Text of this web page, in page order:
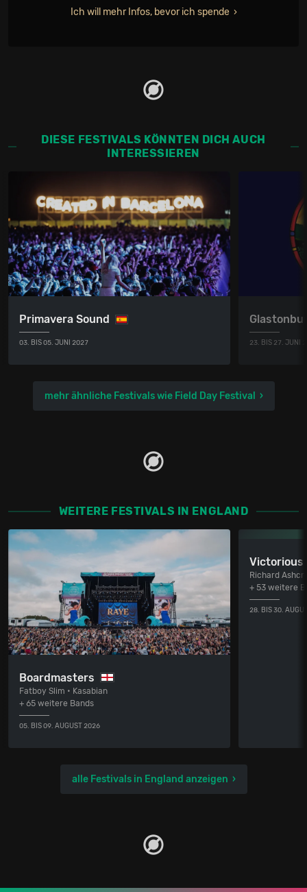
Ich will mehr Infos, bevor ich spende
DIESE FESTIVALS KÖNNTEN DICH AUCH
INTERESSIEREN
Primavera Sound
03. BIS 05. JUNI 2027 23. BIS 27. JUNI
mehr ähnliche Festivals wie Field Day Festival
WEITERE FESTIVALS IN ENGLAND
Boardmasters
Fatboy Slim • Kasabian
+ 65 weitere Bands
05. BIS 09. AUGUST 2026
Victorious
Richard
+ 53 weitere
28. BIS 30.
alle Festivals in England anzeigen